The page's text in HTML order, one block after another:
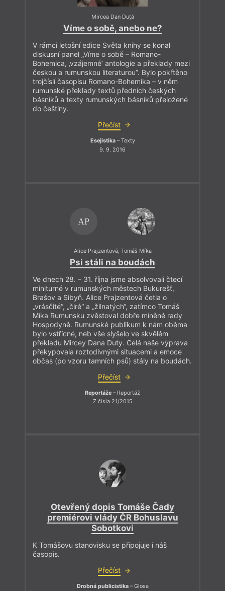
Mircea Dan Duță
Víme o sobě, anebo ne?
V rámci letošní edice Světa knihy se konal
diskusní panel „Víme o sobě – Romano-
Bohemica, ‚vzájemné‘ antologie a překlady mezi
českou a rumunskou literaturou”. Bylo pokřtěno
trojčíslí časopisu Romano-Bohemika – v něm
rumunské překlady textů předních českých
básníků a texty rumunských básníků přeložené
do češtiny.
Přečíst
Esejistika– Texty
9. 9. 2016
AP
Alice Prajzentová, Tomáš Míka
Psi stáli na boudách
Ve dnech 28. – 31. října jsme absolvovali čtecí
miniturné v rumunských městech Bukurešť,
Brašov a Sibyň. Alice Prajzentová četla o
„vrásčité“, „čiré“ a „žilnatých“, zatímco Tomáš
Míka Rumunsku zvěstoval dobře míněné rady
Hospodyně. Rumunské publikum k nám oběma
bylo vstřícné, neb vše slyšelo ve skvělém
překladu Mircey Dana Duty. Celá naše výprava
překypovala roztodivnými situacemi a emoce
občas (po vzoru tamních psů) stály na boudách.
Přečíst
Reportáže – Reportáž
Z čísla 21/2015
Otevřený dopis Tomáše Čady
premiérovi vlády ČR Bohuslavu
Sobotkovi
K Tomášovu stanovisku se připojuje i náš
časopis.
Přečíst
Drobná publicistika– Glosa